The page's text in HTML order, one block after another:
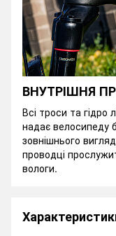
ВНУТРІШНЯ
Всі троси та гідро
надає велосипеду
зовнішнього
проводці
вологи.